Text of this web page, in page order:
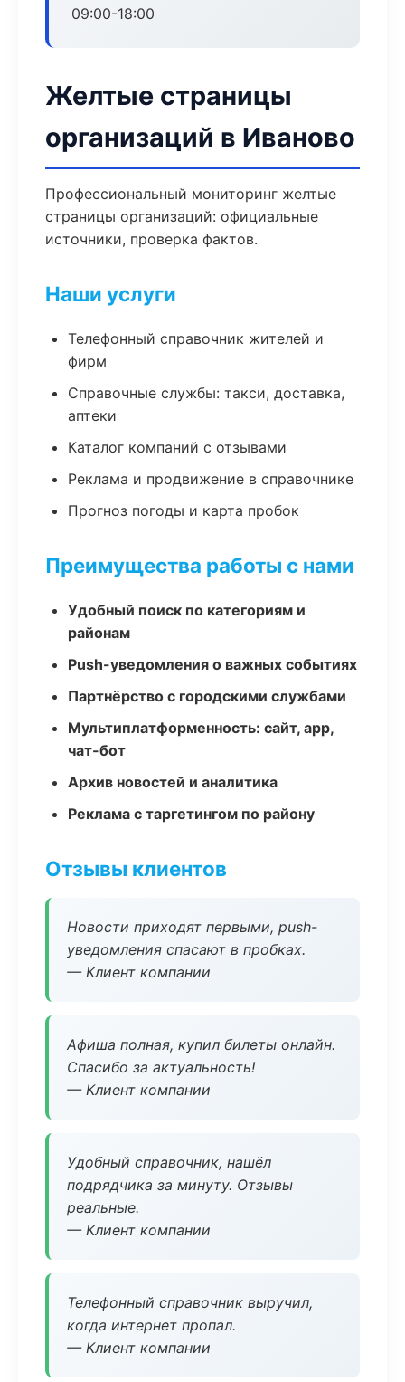
09:00-18:00
Желтые страницы
организаций в Иваново
Профессиональный мониторинг желтые
страницы организаций: официальные
источники, проверка фактов.
Наши услуги
Телефонный справочник жителей и
фирм
Справочные службы: такси, доставка,
аптеки
Каталог компаний с отзывами
Реклама и продвижение в справочнике
Прогноз погоды и карта пробок
Преимущества работы с нами
Удобный поиск по категориям и
районам
Push-уведомления о важных событиях
Партнёрство с городскими службами
Мультиплатформенность: сайт, app,
чат-бот
Архив новостей и аналитика
Реклама с таргетингом по району
Отзывы клиентов
Новости приходят первыми, push-
уведомления спасают в пробках.
— Клиент компании
Афиша полная, купил билеты онлайн.
Спасибо за актуальность!
— Клиент компании
Удобный справочник, нашёл
подрядчика за минуту. Отзывы
реальные.
— Клиент компании
Телефонный справочник выручил,
когда интернет пропал.
— Клиент компании